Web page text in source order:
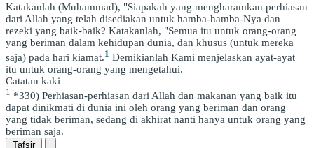
Katakanlah (Muhammad), "Siapakah yang mengharamkan perhiasan
dari Allah yang telah disediakan untuk hamba-hamba-Nya dan
rezeki yang baik-baik? Katakanlah, "Semua itu untuk orang-orang
yang beriman dalam kehidupan dunia, dan khusus (untuk mereka
saja) pada hari kiamat.1 Demikianlah Kami menjelaskan ayat-ayat
itu untuk orang-orang yang mengetahui.
Catatan kaki
1 *330) Perhiasan-perhiasan dari Allah dan makanan yang baik itu
dapat dinikmati di dunia ini oleh orang yang beriman dan orang
yang tidak beriman, sedang di akhirat nanti hanya untuk orang yang
beriman saja.
Tafsir